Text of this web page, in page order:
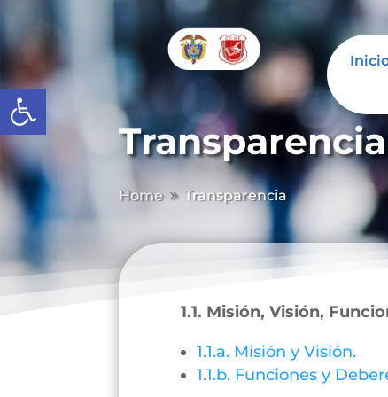
Abrir barra de herramientas
Transparencia
Home 9 Transparencia
1.1. Misión, Visión,
1.1.a. Misión y Visión.
1.1.b. Funciones y